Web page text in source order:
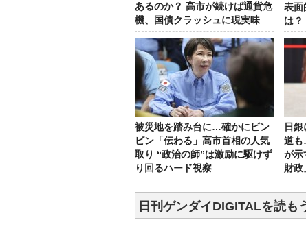
あるのか？ 高市が続けば通貨危
機、国債クラッシュに現実味
表面
は？
被災地を踏み台に…確かにビン
ビン「伝わる」高市首相の人気
取り “政治の師”は激励に駆けず
り回るハード視察
日
道も
が示
財政
日刊ゲンダイDIGITALを読も